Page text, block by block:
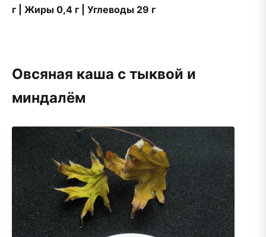
г | Жиры 0,4 г | Углеводы 29 г
Овсяная каша с тыквой и
миндалём